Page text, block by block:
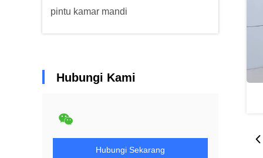
pintu kamar mandi
Hubungi Kami
Hubungi Sekarang